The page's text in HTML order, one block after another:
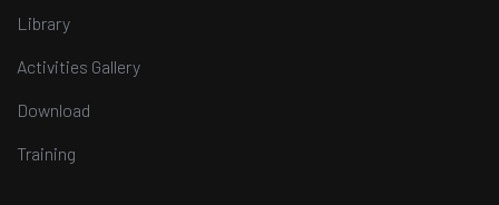
Library
Activities Gallery
Download
Training